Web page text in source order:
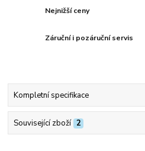
Nejnižší ceny
Záruční i pozáruční servis
Kompletní specifikace
Související zboží 2